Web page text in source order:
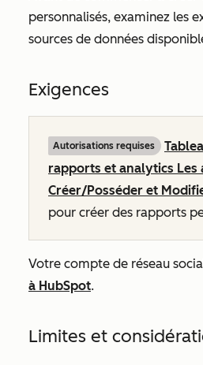
personnalisés, examinez les
sources de données
Exigences
Autorisations requises
rapports et analytics Les
Créer/Posséder et
pour créer des rapports
Votre compte de réseau
à HubSpot.
Limites et